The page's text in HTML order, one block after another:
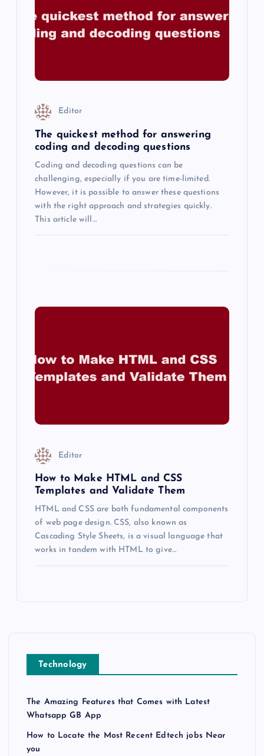
Editor
The quickest method for answering
coding and decoding questions
Coding and decoding questions can be
challenging, especially if you are time-limited.
However, it is possible to answer these questions
with the right approach and strategies quickly.
This article will…
Editor
How to Make HTML and CSS
Templates and Validate Them
HTML and CSS are both fundamental components
of web page design. CSS, also known as
Cascading Style Sheets, is a visual language that
works in tandem with HTML to give…
Technology
The Amazing Features that Comes with Latest
Whatsapp GB App
How to Locate the Most Recent Edtech jobs Near
you